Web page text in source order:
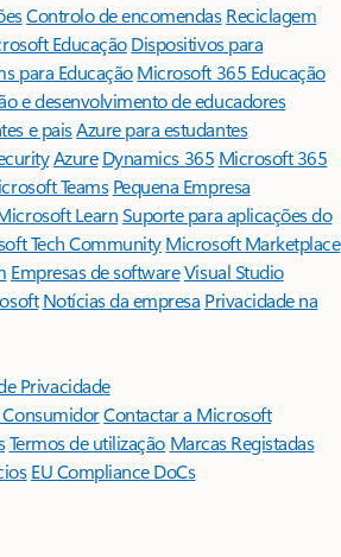
Controlo de encomendas Reciclagem
Educação Dispositivos para
para Educação Microsoft 365 Educação
e desenvolvimento de educadores
e paisAzure para estudantes
Azure Dynamics 365 Microsoft 365
Teams Pequena Empresa
LearnSuporte para aplicações do
Tech CommunityMicrosoft Marketplace
Empresas de softwareVisual Studio
Notícias da empresa Privacidade na
Privacidade
ConsumidorContactar a Microsoft
Termos de utilização Marcas Registadas
EU Compliance DoCs